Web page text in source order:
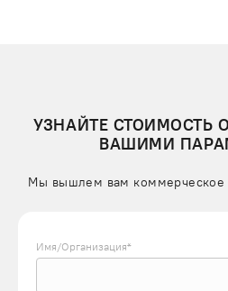
УЗНАЙТЕ СТОИМОСТЬ
ВАШИМИ
Мы вышлем вам коммерческое
Имя/Организация*